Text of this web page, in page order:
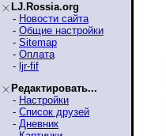
LJ.Rossia.org
- Новости сайта
- Общие настройки
- Sitemap
- Оплата
- ljr-fif
Редактировать...
- Настройки
- Список друзей
- Дневник